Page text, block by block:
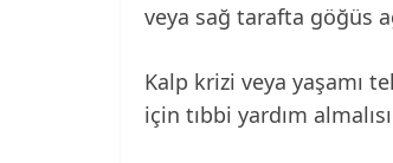
veya sağ tarafta göğüs
Kalp krizi veya yaşamı
için tıbbi yardım